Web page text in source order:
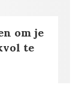
om je
te